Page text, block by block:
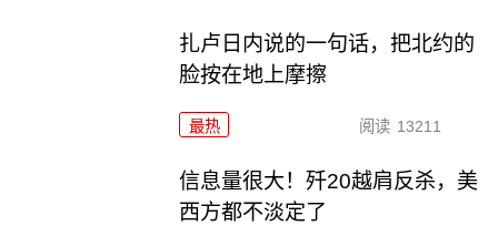
扎卢日内说的一句话，把北约的
脸按在地上摩擦
最热 阅读 13211
信息量很大！歼20越肩反杀，美
西方都不淡定了